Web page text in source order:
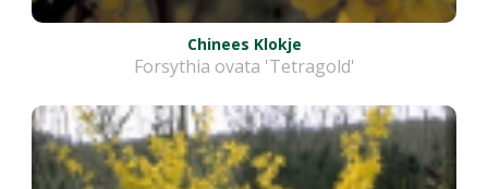
Chinees Klokje
Forsythia ovata 'Tetragold'